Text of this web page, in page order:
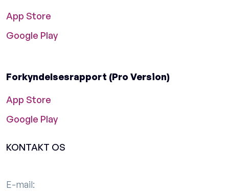
App Store
Google Play
Forkyndelsesrapport (Pro Version)
App Store
Google Play
KONTAKT OS
E-mail: